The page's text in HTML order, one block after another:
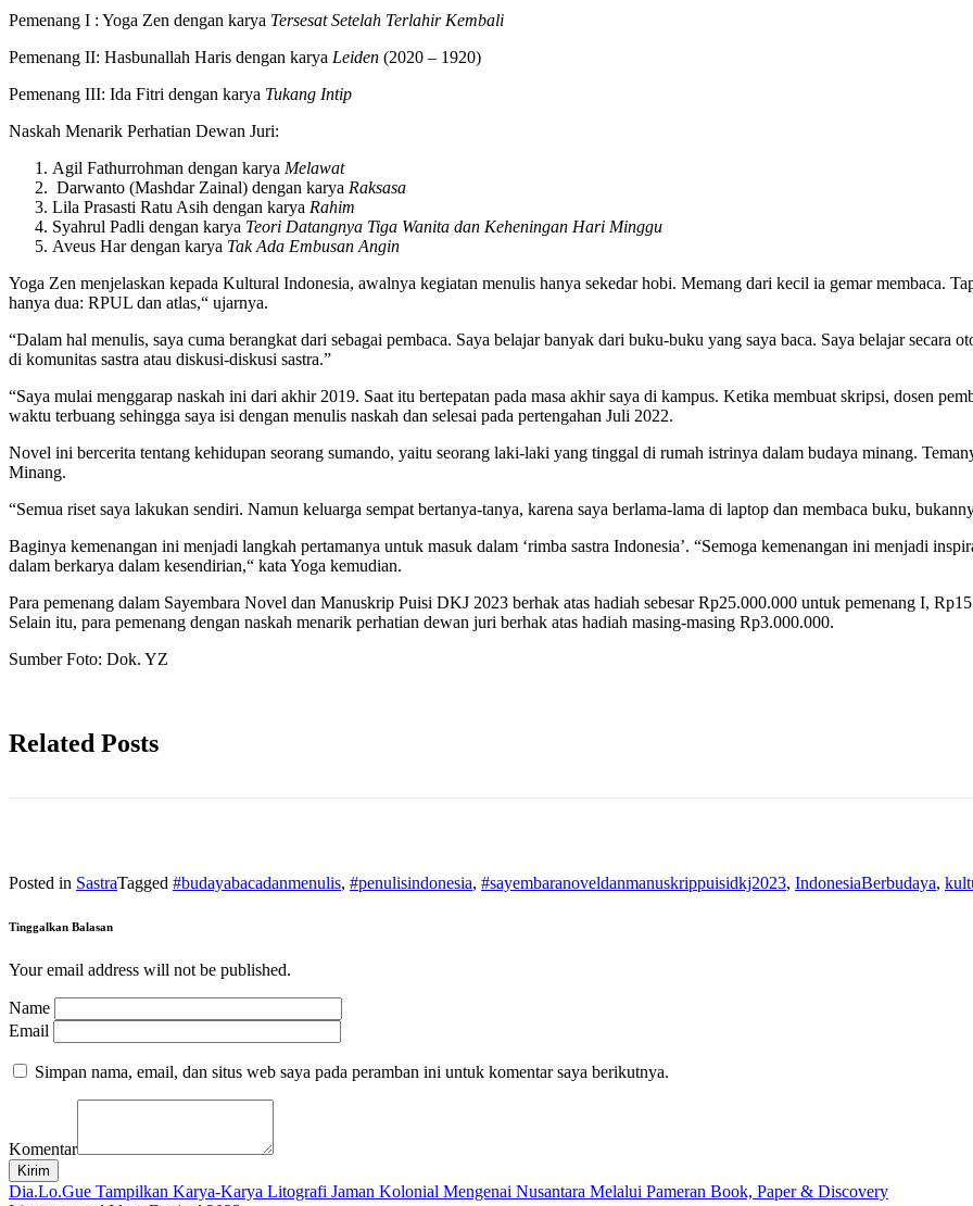
Pemenang I : Yoga Zen dengan karya Tersesat Setelah Terlahir Kembali
Pemenang II: Hasbunallah Haris dengan karya Leiden (2020 – 1920)
Pemenang III: Ida Fitri dengan karya Tukang Intip
Naskah Menarik Perhatian Dewan Juri:
Agil Fathurrohman dengan karya Melawat
Darwanto (Mashdar Zainal) dengan karya Raksasa
Lila Prasasti Ratu Asih dengan karya Rahim
Syahrul Padli dengan karya Teori Datangnya Tiga Wanita dan Keheningan Hari Minggu
Aveus Har dengan karya Tak Ada Embusan Angin
Yoga Zen menjelaskan kepada Kultural Indonesia, awalnya kegiatan menulis hanya sekedar hobi. Memang dari kecil ia gemar membaca.
hanya dua: RPUL dan atlas,“ ujarnya.
“Dalam hal menulis, saya cuma berangkat dari sebagai pembaca. Saya belajar banyak dari buku-buku yang saya baca. Saya belajar secara
di komunitas sastra atau diskusi-diskusi sastra.”
“Saya mulai menggarap naskah ini dari akhir 2019. Saat itu bertepatan pada masa akhir saya di kampus. Ketika membuat skripsi, dosen
waktu terbuang sehingga saya isi dengan menulis naskah dan selesai pada pertengahan Juli 2022.
Novel ini bercerita tentang kehidupan seorang sumando, yaitu seorang laki-laki yang tinggal di rumah istrinya dalam budaya minang.
Minang.
“Semua riset saya lakukan sendiri. Namun keluarga sempat bertanya-tanya, karena saya berlama-lama di laptop dan membaca buku,
Baginya kemenangan ini menjadi langkah pertamanya untuk masuk dalam ‘rimba sastra Indonesia’. “Semoga kemenangan ini menjadi
dalam berkarya dalam kesendirian,“ kata Yoga kemudian.
Para pemenang dalam Sayembara Novel dan Manuskrip Puisi DKJ 2023 berhak atas hadiah sebesar Rp25.000.000 untuk pemenang I,
Selain itu, para pemenang dengan naskah menarik perhatian dewan juri berhak atas hadiah masing-masing Rp3.000.000.
Sumber Foto: Dok. YZ
Related Posts
Posted in SastraTagged #budayabacadanmenulis, #penulisindonesia, #sayembaranoveldanmanuskrippuisidkj2023, IndonesiaBerbudaya,
Tinggalkan Balasan
Your email address will not be published.
Name
Email
Simpan nama, email, dan situs web saya pada peramban ini untuk komentar saya berikutnya.
Komentar
Kirim
Navigasi
Dia.Lo.Gue Tampilkan Karya-Karya Litografi Jaman Kolonial Mengenai Nusantara Melalui Pameran Book, Paper & Discovery